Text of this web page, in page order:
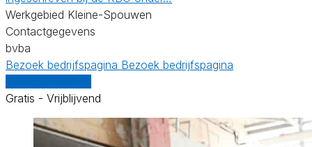
Werkgebied Kleine-Spouwen
Contactgegevens
bvba
Bezoek bedrijfspagina Bezoek bedrijfspagina
Gratis - Vrijblijvend